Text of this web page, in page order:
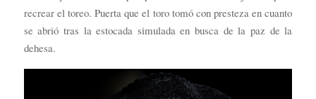
recrear el toreo. Puerta que el toro tomó con presteza en cuanto
se abrió tras la estocada simulada en busca de la paz de la
dehesa.